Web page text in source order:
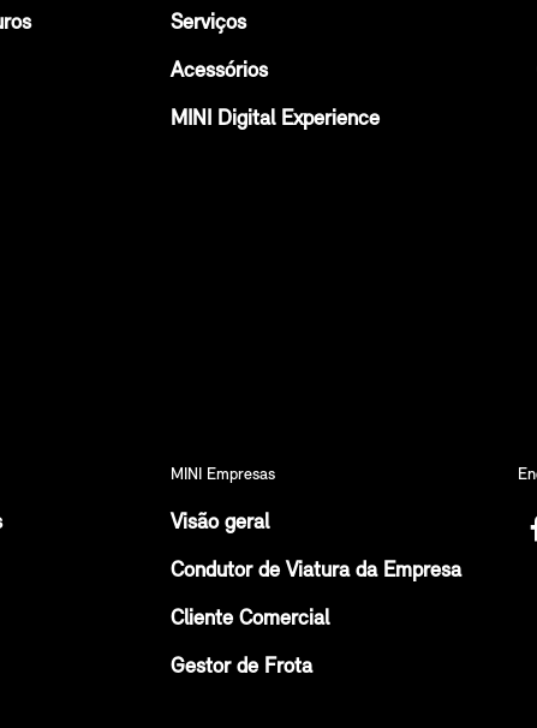
Serviços
Acessórios
MINI Digital Experience
MINI Empresas
Visão geral
Condutor de Viatura da Empresa
Cliente Comercial
Gestor de Frota